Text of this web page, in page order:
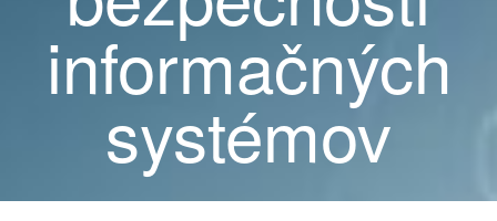
informačných
systémov